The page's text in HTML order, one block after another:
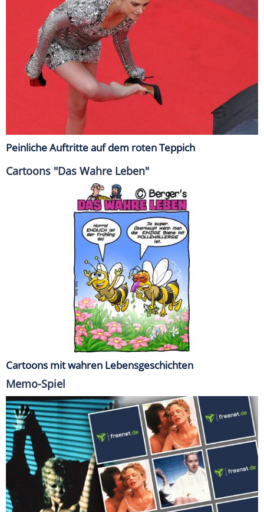
Peinliche Auftritte auf dem roten Teppich
Cartoons "Das Wahre Leben"
Cartoons mit wahren Lebensgeschichten
Memo-Spiel